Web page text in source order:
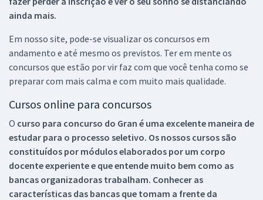
ainda mais.
Em nosso site, pode-se visualizar os concursos em
andamento e até mesmo os previstos. Ter em mente os
concursos que estão por vir faz com que você tenha como se
preparar com mais calma e com muito mais qualidade.
Cursos online para concursos
O curso para concurso do Gran é uma excelente maneira de
estudar para o processo seletivo. Os nossos cursos são
constituídos por módulos elaborados por um corpo
docente experiente e que entende muito bem como as
bancas organizadoras trabalham. Conhecer as
características das bancas que tomam a frente da